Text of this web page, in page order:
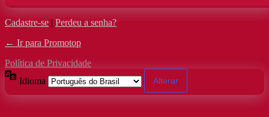
Cadastre-se | Perdeu a senha?
← Ir para Promotop
Política de Privacidade
Idioma